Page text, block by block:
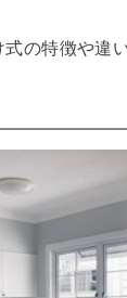
の特徴や違